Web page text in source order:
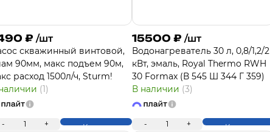
₽ /шт
скважинный винтовой,
90мм, макс подъем 90м,
расход 1500л/ч, Sturm!
(1)
- 1 + Купить
15500 ₽ /шт
Водонагреватель 30 л, 0,8/1,2/2
кВт, эмаль, Royal Thermo RWH
30 Formax (В 545 Ш 344 Г 359)
В наличии (3)
- 1 + Купить